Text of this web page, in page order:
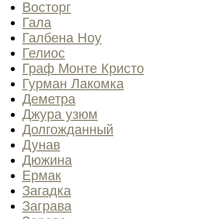
Восторг
Гала
Галбена Ноу
Гелиос
Граф Монте Кристо
Гурман Лакомка
Деметра
Джура узюм
Долгожданный
Дунав
Дюжина
Ермак
Загадка
Заграва